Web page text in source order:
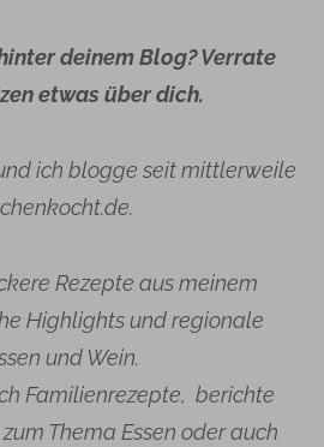
deinem Blog? Verrate
etwas über dich.
ich blogge seit mittlerweile
Rezepte aus meinem
Highlights und regionale
und Wein.
Familienrezepte, berichte
Thema Essen oder auch